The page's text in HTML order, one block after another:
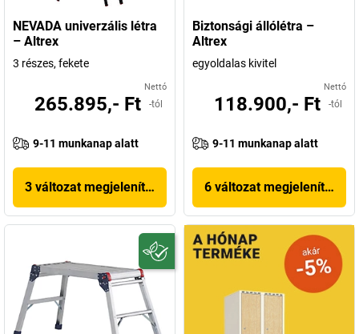
NEVADA univerzális létra
– Altrex
3 részes, fekete
Nettó
265.895,- Ft -tól
9-11 munkanap alatt
3 változat megjelenítése
Biztonsági állólétra –
Altrex
egyoldalas kivitel
Nettó
118.900,- Ft -tól
9-11 munkanap alatt
6 változat megjelenítése